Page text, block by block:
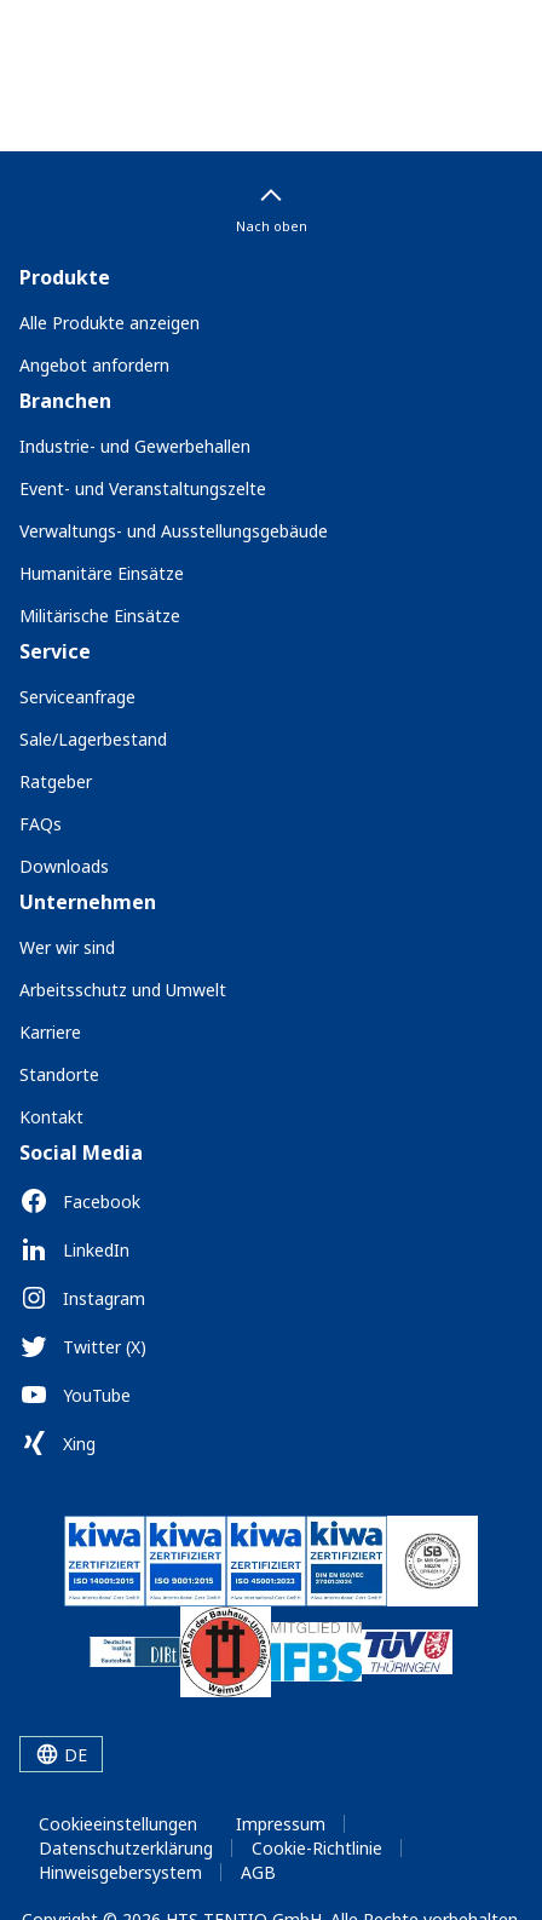
Nach oben
Produkte
Alle Produkte anzeigen
Angebot anfordern
Branchen
Industrie- und Gewerbehallen
Event- und Veranstaltungszelte
Verwaltungs- und Ausstellungsgebäude
Humanitäre Einsätze
Militärische Einsätze
Service
Serviceanfrage
Sale/Lagerbestand
Ratgeber
FAQs
Downloads
Unternehmen
Wer wir sind
Arbeitsschutz und Umwelt
Karriere
Standorte
Kontakt
Social Media
Facebook
LinkedIn
Instagram
Twitter (X)
YouTube
Xing
DE
Cookieeinstellungen
Impressum
Datenschutzerklärung
Cookie-Richtlinie
Hinweisgebersystem
AGB